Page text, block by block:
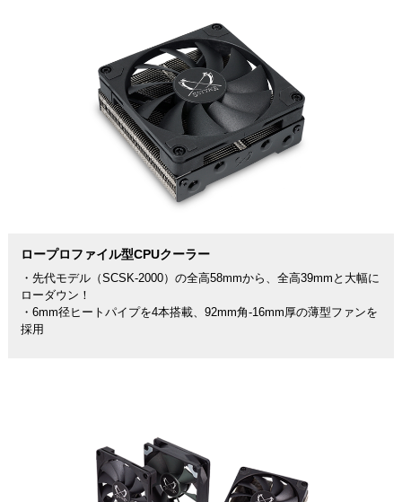
ロープロファイル型CPUクーラー
・先代モデル（SCSK-2000）の全高58mmから、全高39mmと大幅に
ローダウン！
・6mm径ヒートパイプを4本搭載、92mm角-16mm厚の薄型ファンを
採用